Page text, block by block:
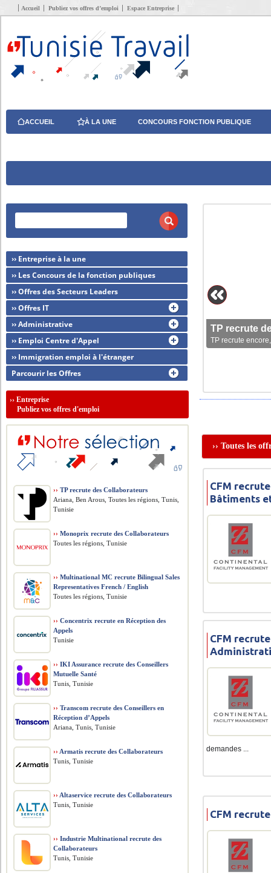
Accueil Publiez vos offres d’emploi Espace Entreprise
ACCUEIL À LA UNE CONCOURS FONCTION PUBLIQUE
TP recrute
TP recrute
›› Toutes les
CFM
Bâtiments
CFM
demandes ...
CFM
›› Entreprise à la une
›› Les Concours de la fonction publiques
›› Offres des Secteurs Leaders
›› Offres IT
›› Administrative
›› Emploi Centre d'Appel
›› Immigration emploi à l'étranger
Parcourir les Offres
››Entreprise
Publiez vos offres d'emploi
›› TP recrute des Collaborateurs
Ariana, Ben Arous, Toutes les régions, Tunis,
Tunisie
›› Monoprix recrute des Collaborateurs
Toutes les régions, Tunisie
›› Multinational MC recrute Bilingual Sales
Representatives French / English
Toutes les régions, Tunisie
›› Concentrix recrute en Réception des
Appels
Tunisie
›› IKI Assurance recrute des Conseillers
Mutuelle Santé
Tunis, Tunisie
›› Transcom recrute des Conseillers en
Réception d’Appels
Ariana, Tunis, Tunisie
›› Armatis recrute des Collaborateurs
Tunis, Tunisie
›› Altaservice recrute des Collaborateurs
Tunis, Tunisie
›› Industrie Multinational recrute des
Collaborateurs
Tunis, Tunisie